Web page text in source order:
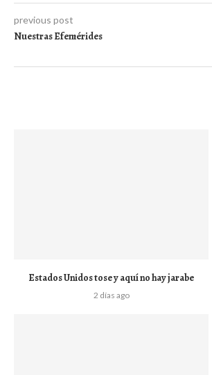
previous post
Nuestras Efemérides
Estados Unidos tose y aquí no hay jarabe
2 días ago